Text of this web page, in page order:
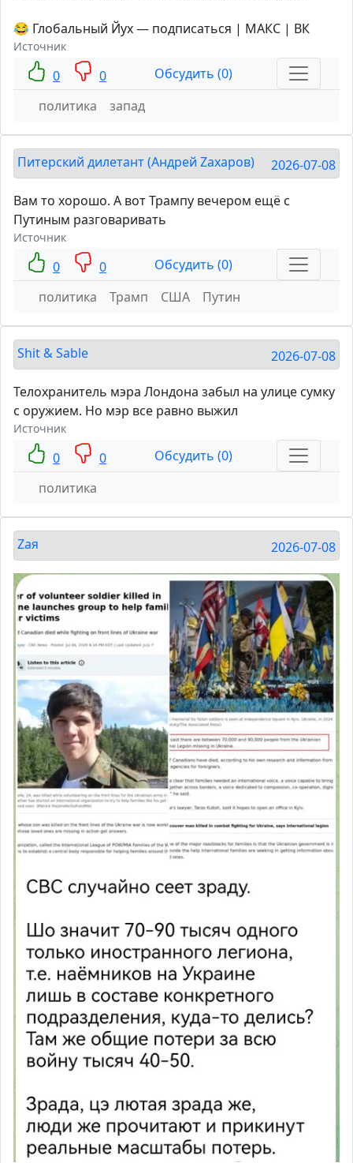
😂 Глобальный Йух — подписаться | МАКС | ВК
Источник
0 0
Обсудить (0)
политика
запад
Питерский дилетант (Андрей Zахаров) 2026-07-08
Вам то хорошо. А вот Трампу вечером ещё с
Путиным разговаривать
Источник
0 0
Обсудить (0)
политика
Трамп США Путин
Shit & Sable 2026-07-08
Телохранитель мэра Лондона забыл на улице сумку
с оружием. Но мэр все равно выжил
Источник
0 0
Обсудить (0)
политика
Zaя 2026-07-08